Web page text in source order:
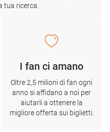
tua ricerca.
I fan ci amano
Oltre 2,5 milioni di fan ogni
anno si affidano a noi per
aiutarli a ottenere la
migliore offerta sui biglietti.